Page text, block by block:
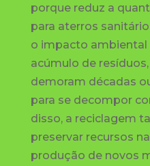
porque reduz a
para aterros
o impacto ambiental
acúmulo de
demoram décadas
para se decompor
disso, a reciclagem
preservar recursos
produção de novos